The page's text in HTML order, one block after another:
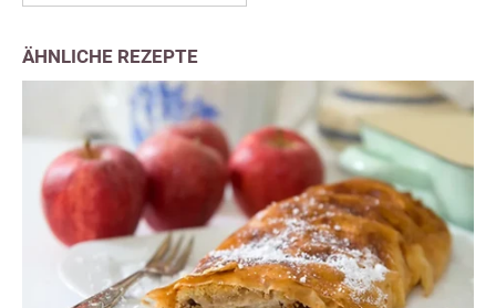
ÄHNLICHE REZEPTE